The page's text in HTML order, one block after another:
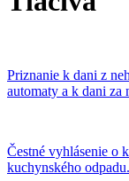
Priznanie k dani z
automaty a k dani
Čestné vyhlásenie o
kuchynského